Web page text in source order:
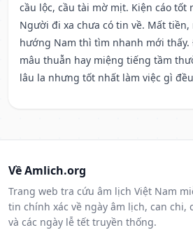
cầu lộc, cầu tài mờ mịt. Kiện cáo tốt
Người đi xa chưa có tin về. Mất
hướng Nam thì tìm nhanh mới
mâu thuẫn hay miệng tiếng tầm
lâu la nhưng tốt nhất làm việc gì
Về Amlich.org
Trang web tra cứu âm lịch Việt Nam
tin chính xác về ngày âm lịch, can chi,
và các ngày lễ tết truyền thống.